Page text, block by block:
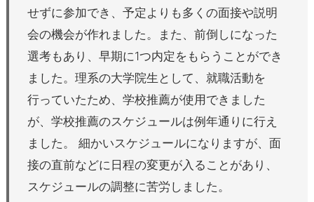
せずに参加でき、予定よりも多くの面接や説明
会の機会が作れました。また、前倒しになった
選考もあり、早期に1つ内定をもらうことができ
ました。理系の大学院生として、就職活動を
行っていたため、学校推薦が使用できました
が、学校推薦のスケジュールは例年通りに行え
ました。 細かいスケジュールになりますが、面
接の直前などに日程の変更が入ることがあり、
スケジュールの調整に苦労しました。